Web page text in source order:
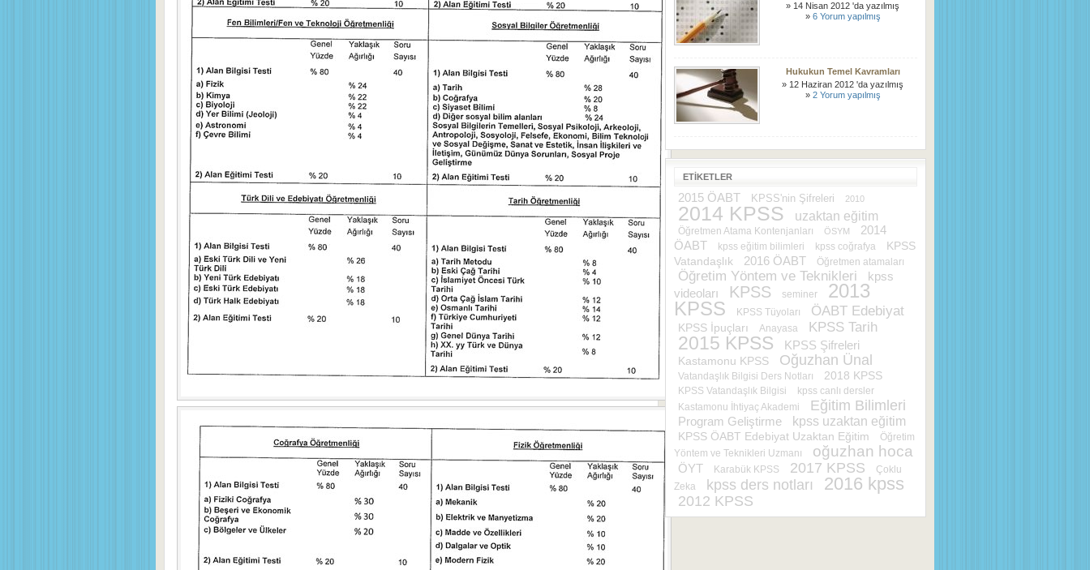
» 14 Nisan 2012 'da yazılmış
» 6 Yorum yapılmış
Hukukun Temel Kavramları
» 12 Haziran 2012 'da yazılmış
» 2 Yorum yapılmış
ETIKETLER
2015 ÖABT KPSS'nin Şifreleri 2010
2014 KPSS uzaktan eğitim
Öğretmen Atama Kontenjanları ÖSYM
2014
ÖABT
kpss eğitim bilimleri kpss coğrafya
KPSS
Vatandaşlık
2016 ÖABT Öğretmen atamaları
Öğretim Yöntem ve Teknikleri
kpss
videoları
KPSS seminer
2013
KPSS
KPSS Tüyoları ÖABT Edebiyat
KPSS İpuçları Anayasa KPSS Tarih
2015 KPSS KPSS Şifreleri
Kastamonu KPSS Oğuzhan Ünal
Vatandaşlık Bilgisi Ders Notları 2018 KPSS
KPSS Vatandaşlık Bilgisi kpss canlı dersler
Kastamonu İhtiyaç Akademi Eğitim Bilimleri
Program Geliştirme kpss uzaktan eğitim
KPSS ÖABT Edebiyat Uzaktan Eğitim
Öğretim
Yöntem ve Teknikleri Uzmanı
oğuzhan hoca
ÖYT Karabük KPSS 2017 KPSS
Çoklu
Zeka
kpss ders notları 2016 kpss
2012 KPSS